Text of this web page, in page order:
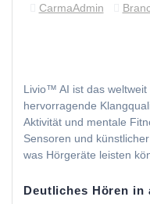
CarmaAdmin
Livio™ AI ist das
hervorragende
Aktivität und mentale
Sensoren und
was Hörgeräte leisten
Deutliches Hören